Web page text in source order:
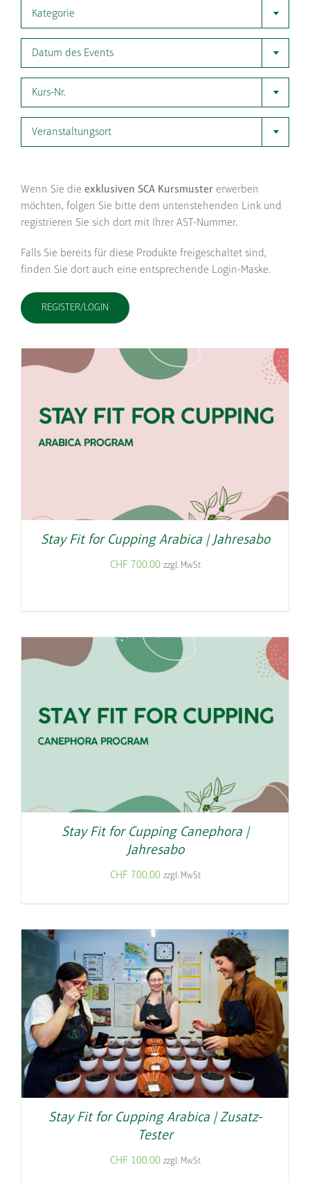
Kategorie
Datum des Events
Kurs-Nr.
Veranstaltungsort
Wenn Sie die exklusiven SCA Kursmuster erwerben
möchten, folgen Sie bitte dem untenstehenden Link und
registrieren Sie sich dort mit Ihrer AST-Nummer.
Falls Sie bereits für diese Produkte freigeschaltet sind,
finden Sie dort auch eine entsprechende Login-Maske.
REGISTER/LOGIN
Stay Fit for Cupping Arabica | Jahresabo
CHF 700.00 zzgl. MwSt
Stay Fit for Cupping Canephora |
Jahresabo
CHF 700.00 zzgl. MwSt
Stay Fit for Cupping Arabica | Zusatz-
Tester
CHF 100.00 zzgl. MwSt